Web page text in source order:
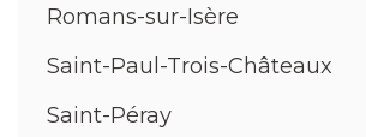
Romans-sur-Isère
Saint-Paul-Trois-Châteaux
Saint-Péray